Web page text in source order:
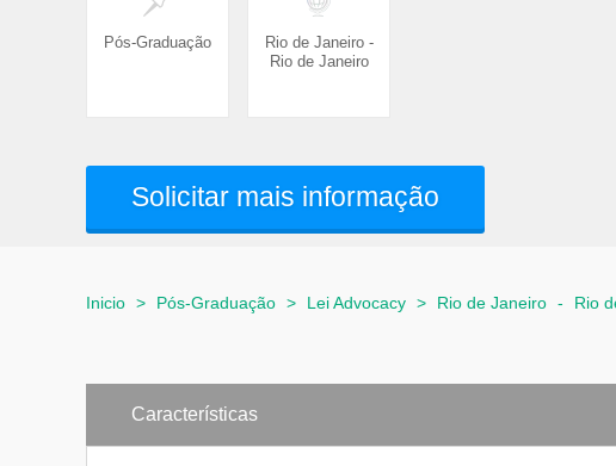
Pós-Graduação
Rio de Janeiro -
Rio de Janeiro
Solicitar mais informação
Inicio > Pós-Graduação > Lei Advocacy > Rio de Janeiro - Rio
Características